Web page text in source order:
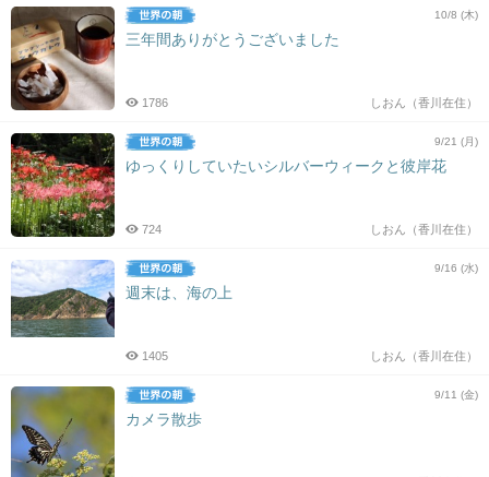
10/8 (木)
三年間ありがとうございました
しおん（香川在住）
1786
9/21 (月)
ゆっくりしていたいシルバーウィークと彼岸花
しおん（香川在住）
724
9/16 (水)
週末は、海の上
しおん（香川在住）
1405
9/11 (金)
カメラ散歩